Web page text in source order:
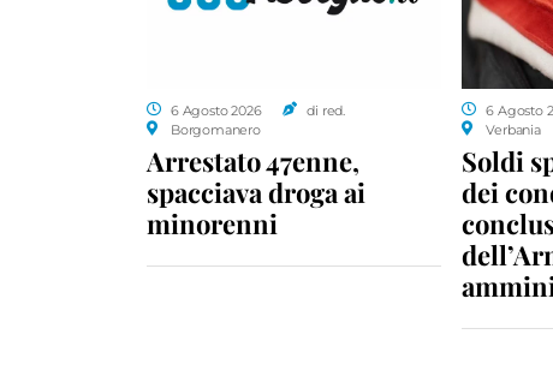
6 Agosto 2026
di red.
Borgomanero
Arrestato 47enne,
spacciava droga ai
minorenni
6 Agosto
Verbania
Soldi
dei